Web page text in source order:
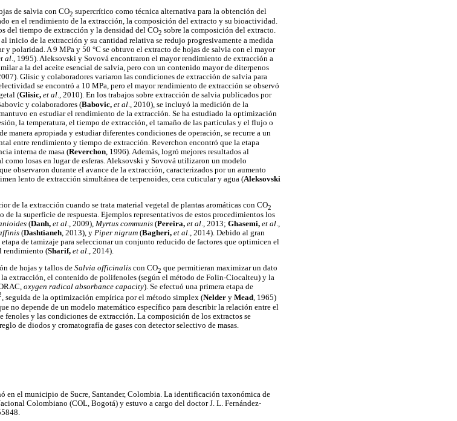
de salvia con CO2 supercrítico como técnica alternativa para la obtención del
en el rendimiento de la extracción, la composición del extracto y su bioactividad.
del tiempo de extracción y la densidad del CO2 sobre la composición del extracto.
inicio de la extracción y su cantidad relativa se redujo progresivamente a medida
y polaridad. A 9 MPa y 50 °C se obtuvo el extracto de hojas de salvia con el mayor
al ., 1995). Aleksovski y Sovová encontraron el mayor rendimiento de extracción a
a la del aceite esencial de salvia, pero con un contenido mayor de diterpenos
Glisic y colaboradores variaron las condiciones de extracción de salvia para
se encontró a 10 MPa, pero el mayor rendimiento de extracción se observó
(Glisic, et al ., 2010). En los trabajos sobre extracción de salvia publicados por
y colaboradores (Babovic, et al., 2010), se incluyó la medición de la
en estudiar el rendimiento de la extracción. Se ha estudiado la optimización
la temperatura, el tiempo de extracción, el tamaño de las partículas y el flujo o
manera apropiada y estudiar diferentes condiciones de operación, se recurre a un
entre rendimiento y tiempo de extracción. Reverchon encontró que la etapa
interna de masa (Reverchon, 1996). Además, logró mejores resultados al
como losas en lugar de esferas. Aleksovski y Sovová utilizaron un modelo
observaron durante el avance de la extracción, caracterizados por un aumento
lento de extracción simultánea de terpenoides, cera cuticular y agua (Aleksovski
de la extracción cuando se trata material vegetal de plantas aromáticas con CO2
la superficie de respuesta. Ejemplos representativos de estos procedimientos los
(Danh, et al., 2009), Myrtus communis (Pereira, et al., 2013; Ghasemi, et al.,
(Dashtianeh, 2013), y Piper nigrum (Bagheri, et al., 2014). Debido al gran
de tamizaje para seleccionar un conjunto reducido de factores que optimicen el
rendimiento (Sharif, et al., 2014).
de hojas y tallos de Salvia officinalis con CO2 que permitieran maximizar un dato
extracción, el contenido de polifenoles (según el método de Folin-Ciocalteu) y la
oxygen radical absorbance capacity). Se efectuó una primera etapa de
, seguida de la optimización empírica por el método simplex (Nelder y Mead, 1965)
no depende de un modelo matemático específico para describir la relación entre el
y las condiciones de extracción. La composición de los extractos se
de diodos y cromatografía de gases con detector selectivo de masas.
en el municipio de Sucre, Santander, Colombia. La identificación taxonómica de
Colombiano (COL, Bogotá) y estuvo a cargo del doctor J. L. Fernández-